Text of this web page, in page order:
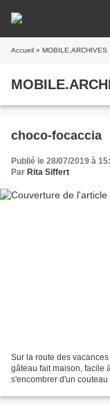
Accueil » MOBILE.ARCHIVES
choco-focaccia
Publié le 28/07/2019 à
Par Rita Siffert
Sur la route des
gâteau fait maison, facile
s'encombrer d'un